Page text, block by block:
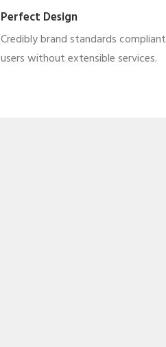
Perfect Design
Credibly brand standards compliant
users without extensible services.